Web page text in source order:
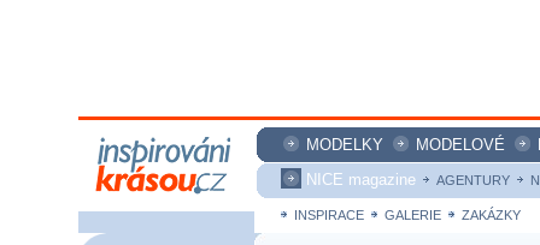
MODELKY MODELOVÉ
NICE magazine
AGENTURY
INSPIRACE GALERIE ZAKÁZKY